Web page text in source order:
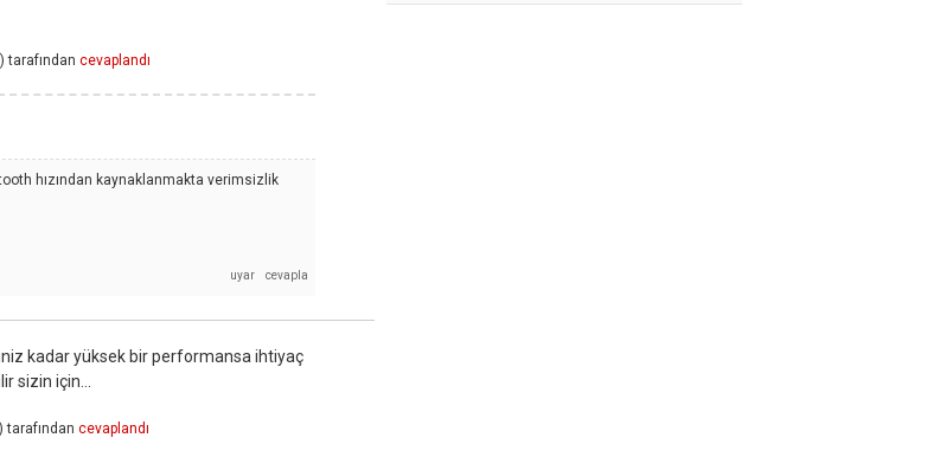
tarafından cevaplandı
hızından kaynaklanmakta verimsizlik
kadar yüksek bir performansa ihtiyaç
sizin için...
tarafından cevaplandı